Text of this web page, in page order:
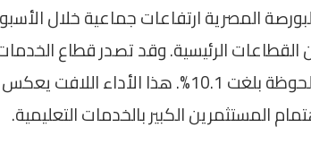
المصرية ارتفاعات جماعية خلال
الرئيسية. وقد تصدر قطاع
زيادة ملحوظة بلغت 10.1%. هذا
المستثمرين الكبير بالخدمات التعليمية.